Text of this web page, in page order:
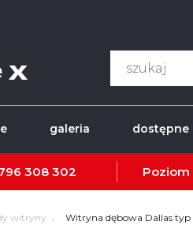
galeria dostępne
308 302 Poziom
witryny Witryna dębowa Dallas typ